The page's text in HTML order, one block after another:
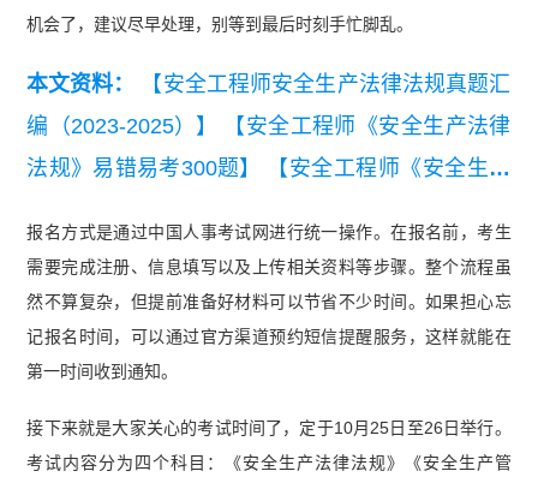
机会了，建议尽早处理，别等到最后时刻手忙脚乱。
本文资料：
【安全工程师安全生产法律法规真题汇
编（2023-2025）】
【安全工程师《安全生产法律
法规》易错易考300题】
【安全工程师《安全生产
版）】 【2025 年中级注册安全工程师《安全生产
管理》真题及答案解析】
报名方式是通过中国人事考试网进行统一操作。在报名前，考生
需要完成注册、信息填写以及上传相关资料等步骤。整个流程虽
然不算复杂，但提前准备好材料可以节省不少时间。如果担心忘
记报名时间，可以通过官方渠道预约短信提醒服务，这样就能在
第一时间收到通知。
接下来就是大家关心的考试时间了，定于10月25日至26日举行。
考试内容分为四个科目：《安全生产法律法规》《安全生产管